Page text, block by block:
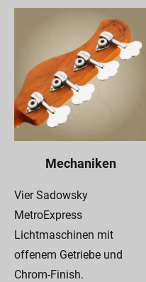
Mechaniken
Vier Sadowsky
MetroExpress
Lichtmaschinen mit
offenem Getriebe und
Chrom-Finish.